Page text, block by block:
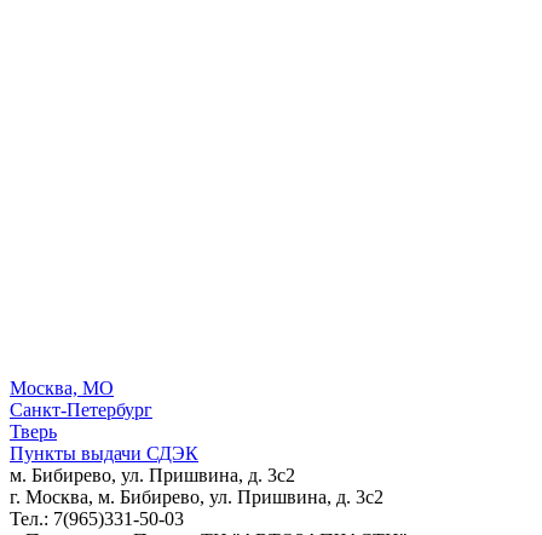
Москва, МО
Санкт-Петербург
Тверь
Пункты выдачи СДЭК
м. Бибирево, ул. Пришвина, д. 3с2
г. Москва, м. Бибирево, ул. Пришвина, д. 3с2
Тел.: 7(965)331-50-03